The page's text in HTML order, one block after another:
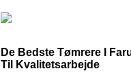
De Bedste Tømrere I
Til Kvalitetsarbejde